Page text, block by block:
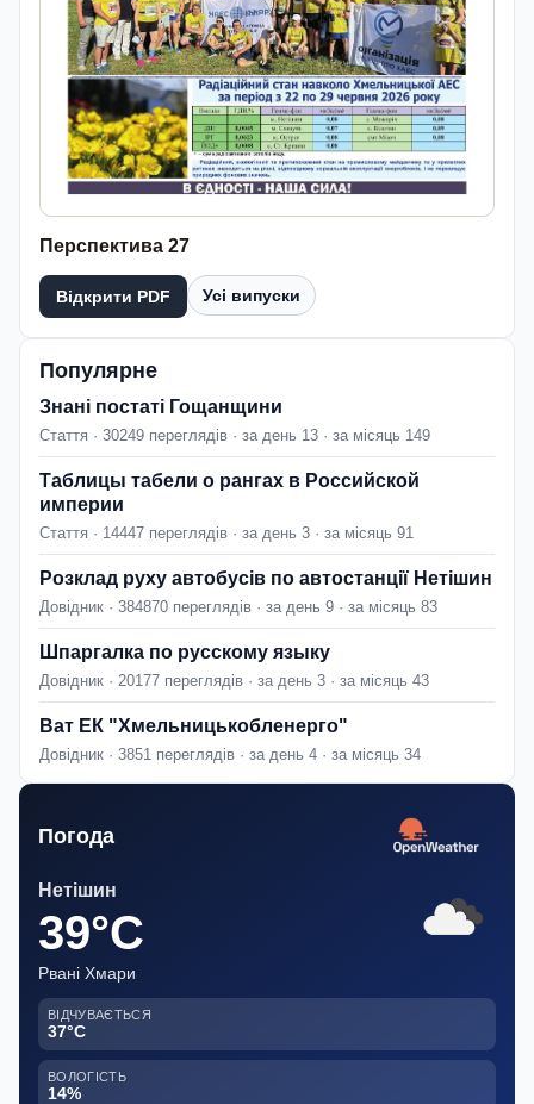
Перспектива 27
Відкрити PDF Усі випуски
Популярне
Знані постаті Гощанщини
Стаття · 30249 переглядів · за день 13 · за місяць 149
Таблицы табели о рангах в Российской
империи
Стаття · 14447 переглядів · за день 3 · за місяць 91
Розклад руху автобусів по автостанції Нетішин
Довідник · 384870 переглядів · за день 9 · за місяць 83
Шпаргалка по русскому языку
Довідник · 20177 переглядів · за день 3 · за місяць 43
Ват ЕК "Хмельницькобленерго"
Довідник · 3851 переглядів · за день 4 · за місяць 34
Погода
Нетішин
39°C
Рвані Хмари
ВІДЧУВАЄТЬСЯ
37°C
ВОЛОГІСТЬ
14%